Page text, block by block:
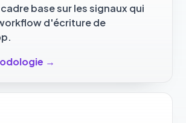
base sur les signaux qui
d'écriture de
→